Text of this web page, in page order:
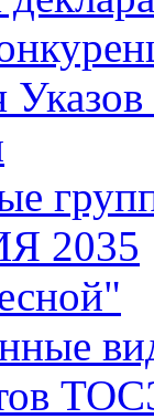
2035